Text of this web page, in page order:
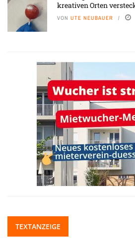
kreativen Orten
VON UTE NEUBAUER
TEXTANZEIGE